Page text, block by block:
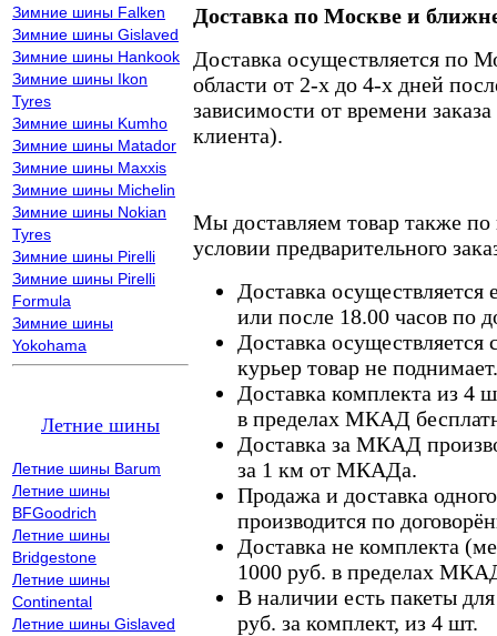
Зимние шины Falken
Зимние шины Gislaved
Зимние шины Hankook
Зимние шины Ikon
Tyres
Зимние шины Kumho
Зимние шины Matador
Зимние шины Maxxis
Зимние шины Michelin
Зимние шины Nokian
Tyres
Зимние шины Pirelli
Зимние шины Pirelli
Formula
Зимние шины
Yokohama
Летние шины
Летние шины Barum
Летние шины
BFGoodrich
Летние шины
Bridgestone
Летние шины
Continental
Летние шины Gislaved
Доставка по Москве и
Доставка осуществляется по
области от 2-х до 4-х дней
зависимости от времени
клиента).
Мы доставляем товар также
условии предварительного
Доставка осуществляется
или после 18.00 часов по
Доставка осуществляется
курьер товар не поднимает.
Доставка комплекта из 4
в пределах МКАД
Доставка за МКАД
за 1 км от МКАДа.
Продажа и доставка
производится по
Доставка не комплекта
1000 руб. в пределах
В наличии есть пакеты
руб. за комплект, из 4 шт.